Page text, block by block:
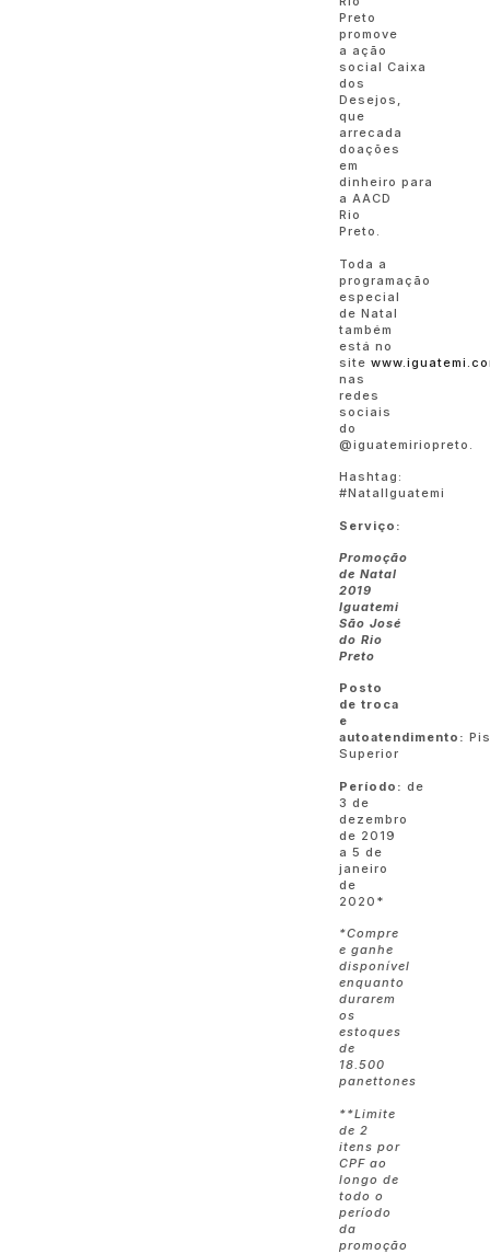
Preto
promove
a ação
social Caixa
dos
Desejos,
que
arrecada
doações
em
dinheiro para
a AACD
Rio
Preto.
Toda a
programação
especial
de Natal
também
está no
site
nas
redes
sociais
do
@iguatemiriopreto.
Hashtag:
#NatalIguatemi
Serviço:
Promoção
de Natal
2019
Iguatemi
São José
do Rio
Preto
Posto
de troca
e
autoatendimento:
Superior
Período: de
3 de
dezembro
de 2019
a 5 de
janeiro
de
2020*
*Compre
e ganhe
disponível
enquanto
durarem
os
estoques
de
18.500
panettones
**Limite
de 2
itens por
CPF ao
longo de
todo o
período
da
promoção